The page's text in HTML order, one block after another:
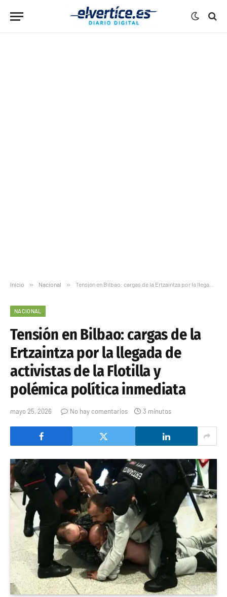
Inicio » Nacional » Tensión en Bilbao: cargas de la Ertzaintza por la llegada de activistas de la Flotilla y polémica política inmediata
NACIONAL
Tensión en Bilbao: cargas de la
Ertzaintza por la llegada de
activistas de la Flotilla y
polémica política inmediata
mayo 25, 2026 No hay comentarios 3 minutos